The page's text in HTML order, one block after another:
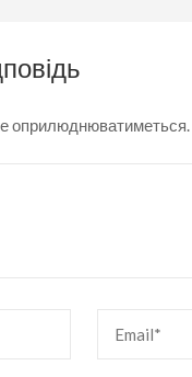
оприлюднюватиметься.